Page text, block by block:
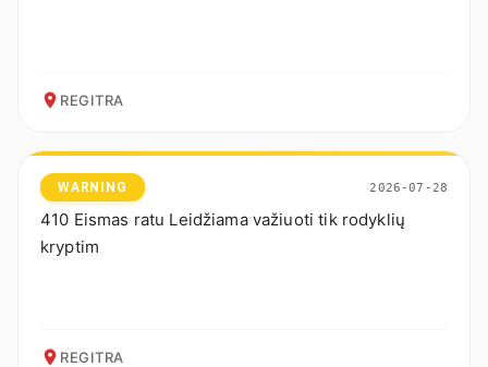
REGITRA
WARNING 2026-07-28
410 Eismas ratu Leidžiama važiuoti tik rodyklių
kryptim
REGITRA